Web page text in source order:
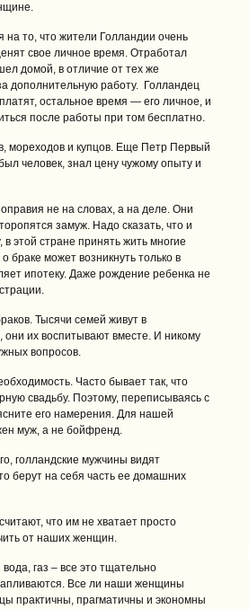
то, что жители Голландии очень
свое личное время. Отработал
домой, в отличие от тех же
дополнительную работу. Голландец
остальное время — его личное, и
после работы при том бесплатно.
мореходов и купцов. Еще Петр Первый
человек, знал цену чужому опыту и
не на словах, а на деле. Они
замуж. Надо сказать, что и
этой стране принять жить многие
браке может возникнуть только в
ипотеку. Даже рождение ребенка не
Тысячи семей живут в
их воспитывают вместе. И никому
вопросов.
Часто бывает так, что
свадьбу. Поэтому, переписываясь с
его намерения. Для нашей
муж, а не бойфренд.
голландские мужчины видят
берут на себя часть ее домашних
что им не хватает просто
от наших женщин.
газ – все это тщательно
Все ли наши женщины
практичны, прагматичны и экономны